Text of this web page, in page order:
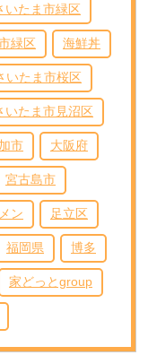
いたま市緑区
緑区 海鮮丼
いたま市桜区
いたま市見沼区
市 大阪府
宮古島市
ン 足立区
福岡県 博多
家どっとgroup